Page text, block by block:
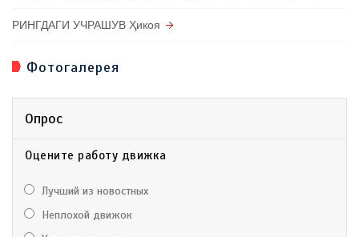
РИНГДАГИ УЧРАШУВ Ҳикоя
Фотогалерея
Опрос
Оцените работу движка
Лучший из новостных
Неплохой движок